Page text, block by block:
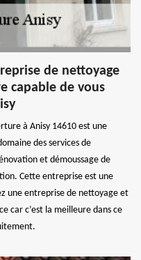
de nettoyage
capable de vous
à Anisy 14610 est une
des services de
et démoussage de
Cette entreprise est une
une entreprise de nettoyage et
car c’est la meilleure dans ce